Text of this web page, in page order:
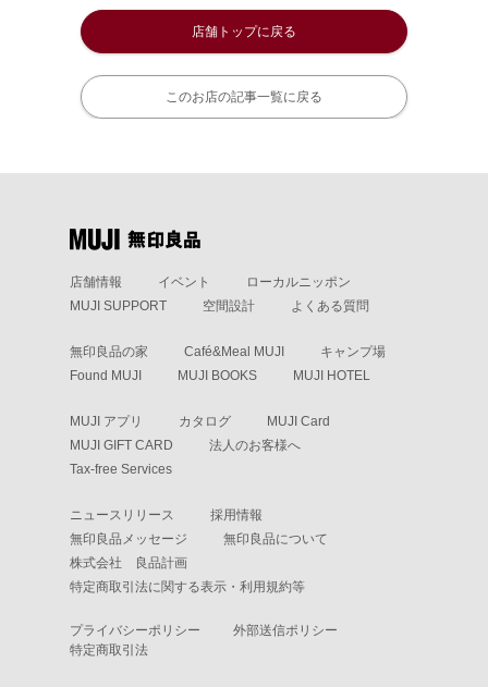
店舗トップに戻る
このお店の記事一覧に戻る
店舗情報 イベント
ローカルニッポン
MUJI SUPPORT
空間設計 よくある質問
無印良品の家 Café&Meal MUJI
キャンプ場
Found MUJI
MUJI BOOKS MUJI HOTEL
MUJI アプリ カタログ
MUJI Card
MUJI GIFT CARD
法人のお客様へ
Tax-free Services
ニュースリリース
採用情報
無印良品メッセージ
無印良品について
株式会社 良品計画
特定商取引法に関する表示・利用規約等
プライバシーポリシー
外部送信ポリシー
特定商取引法